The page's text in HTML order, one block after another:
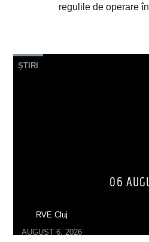
regulile de operare
ȘTIRI
06
RVE Cluj
AUGUST 6, 2026